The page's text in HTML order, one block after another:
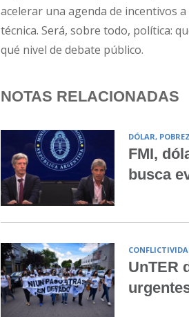
acelerar una agenda de incentivos
técnica. Será, sobre todo, política:
qué nivel de debate público.
NOTAS RELACIONADAS
DÓLAR,
FMI,
busca
UnTER